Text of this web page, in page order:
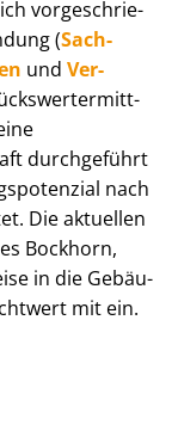
vor­ge­schrie­
(Sach­
und Ver­
durchgeführt
nach
Die aktuellen
Bockhorn,
in die Ge­bäu­
mit ein.